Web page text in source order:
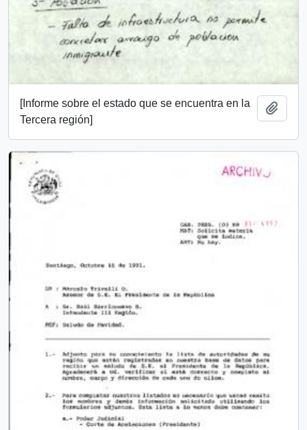
[Informe sobre el estado que se encuentra en la
Tercera región]